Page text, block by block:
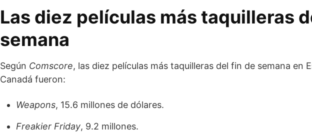
Las diez películas más taquilleras
semana
Según Comscore, las diez películas más taquilleras del fin de semana en
Canadá fueron:
Weapons, 15.6 millones de dólares.
Freakier Friday, 9.2 millones.